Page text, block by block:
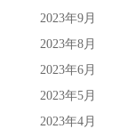
2023年9月
2023年8月
2023年6月
2023年5月
2023年4月